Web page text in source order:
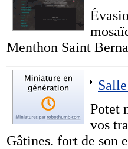
Menthon Saint
Potet
vos
Gâtines. fort de son